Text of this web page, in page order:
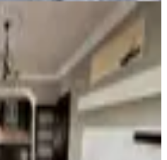
Kavaklıda 3+1
Mahallesi
Yüksek giriş · 21.06.2026